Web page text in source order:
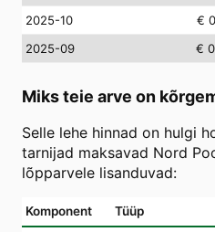
2025-10
€
2025-09
€
Miks teie arve on
Selle lehe hinnad on hulgi
tarnijad maksavad Nord
lõpparvele lisanduvad:
Komponent Tüüp